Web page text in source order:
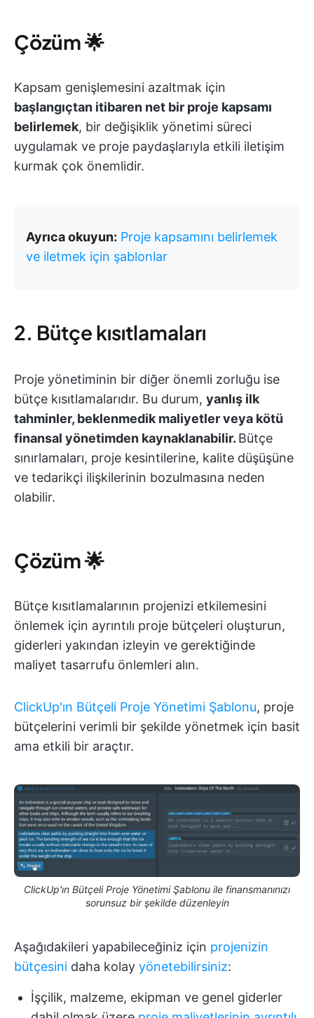
Çözüm🌟
Kapsam genişlemesini azaltmak için
başlangıçtan itibaren net bir proje kapsamı
belirlemek, bir değişiklik yönetimi süreci
uygulamak ve proje paydaşlarıyla etkili iletişim
kurmak çok önemlidir.
Ayrıca okuyun: Proje kapsamını belirlemek
ve iletmek için şablonlar
2. Bütçe kısıtlamaları
Proje yönetiminin bir diğer önemli zorluğu ise
bütçe kısıtlamalarıdır. Bu durum, yanlış ilk
tahminler, beklenmedik maliyetler veya kötü
finansal yönetimden kaynaklanabilir. Bütçe
sınırlamaları, proje kesintilerine, kalite düşüşüne
ve tedarikçi ilişkilerinin bozulmasına neden
olabilir.
Çözüm🌟
Bütçe kısıtlamalarının projenizi etkilemesini
önlemek için ayrıntılı proje bütçeleri oluşturun,
giderleri yakından izleyin ve gerektiğinde
maliyet tasarrufu önlemleri alın.
ClickUp'ın Bütçeli Proje Yönetimi Şablonu, proje
bütçelerini verimli bir şekilde yönetmek için basit
ama etkili bir araçtır.
ClickUp'ın Bütçeli Proje Yönetimi Şablonu ile finansmanınızı
sorunsuz bir şekilde düzenleyin
Aşağıdakileri yapabileceğiniz için projenizin
bütçesini daha kolay yönetebilirsiniz:
İşçilik, malzeme, ekipman ve genel giderler